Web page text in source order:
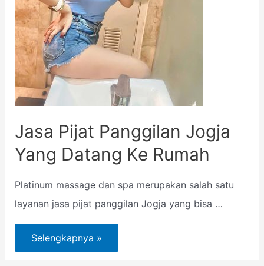
Jasa Pijat Panggilan Jogja
Yang Datang Ke Rumah
Platinum massage dan spa merupakan salah satu
layanan jasa pijat panggilan Jogja yang bisa …
Selengkapnya »